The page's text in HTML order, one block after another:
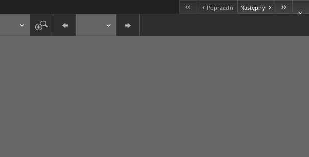
Poprzedni Następny